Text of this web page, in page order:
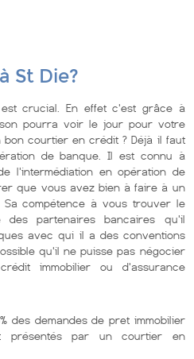
St Die?
crucial. En effet c'est grâce à
pourra voir le jour pour votre
courtier en crédit ? Déjà il faut
de banque. Il est connu à
l'intermédiation en opération de
que vous avez bien à faire à un
Sa compétence à vous trouver le
partenaires bancaires qu'il
avec qui il a des conventions
qu'il ne puisse pas négocier
immobilier ou d'assurance
des demandes de pret immobilier
présentés par un courtier en